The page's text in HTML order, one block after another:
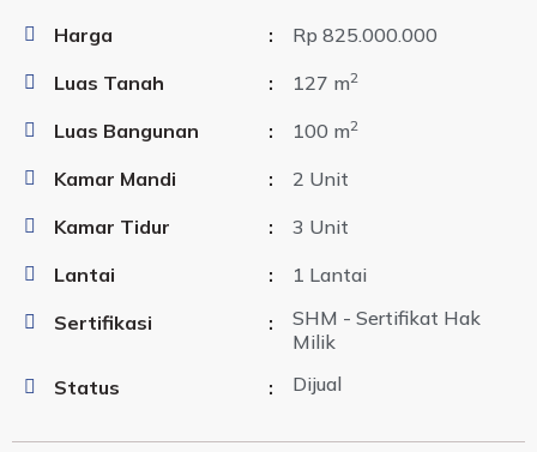
Harga
:
Rp 825.000.000
Luas Tanah
: 127 m2
Luas Bangunan : 100 m2
Kamar Mandi :
2 Unit
Kamar Tidur
:
3 Unit
Lantai
:
1 Lantai
Sertifikasi
:
SHM - Sertifikat Hak
Milik
Status
: Dijual